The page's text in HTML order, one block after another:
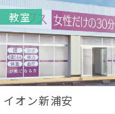
教室
イオン新浦安